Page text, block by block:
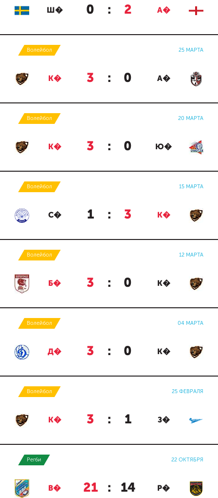
Ш� 0 : 2 А�
Волейбол 25 МАРТА
К� 3 : 0 А�
Волейбол 20 МАРТА
К� 3 : 0 Ю�
Волейбол 15 МАРТА
С� 1 : 3 К�
Волейбол 12 МАРТА
Б� 3 : 0 К�
Волейбол 04 МАРТА
Д� 3 : 0 К�
Волейбол 25 ФЕВРАЛЯ
К� 3 : 1 З�
Регби 22 ОКТЯБРЯ
В� 21 : 14 Р�